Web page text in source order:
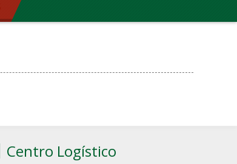
Centro Logístico